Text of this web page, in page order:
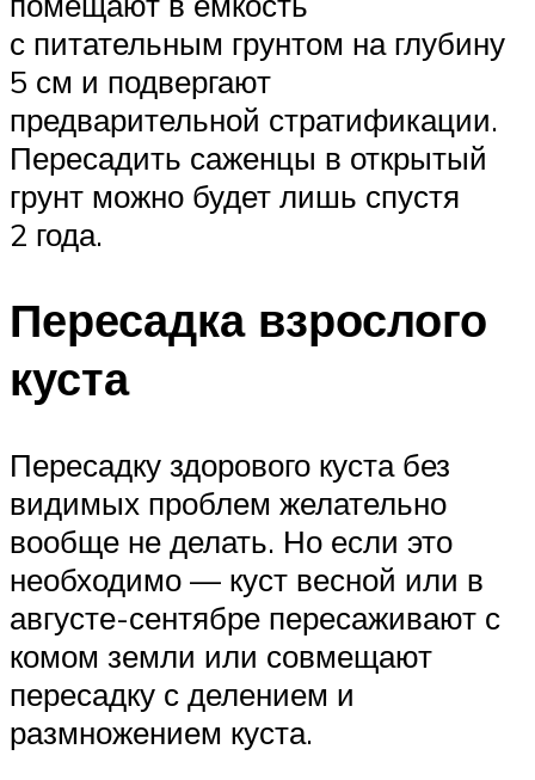
с питательным грунтом на глубину
5 см и подвергают
предварительной стратификации.
Пересадить саженцы в открытый
грунт можно будет лишь спустя
2 года.
Пересадка взрослого
куста
Пересадку здорового куста без
видимых проблем желательно
вообще не делать. Но если это
необходимо — куст весной или в
августе-сентябре пересаживают с
комом земли или совмещают
пересадку с делением и
размножением куста.